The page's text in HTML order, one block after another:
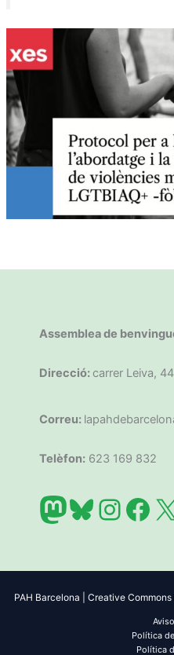
Assemblea de
Direcció: carrer Leiva,
Correu:
Telèfon: 623 169 832
Mastodon
Bluesky
X
PAH Barcelona | Creative
Política
Política